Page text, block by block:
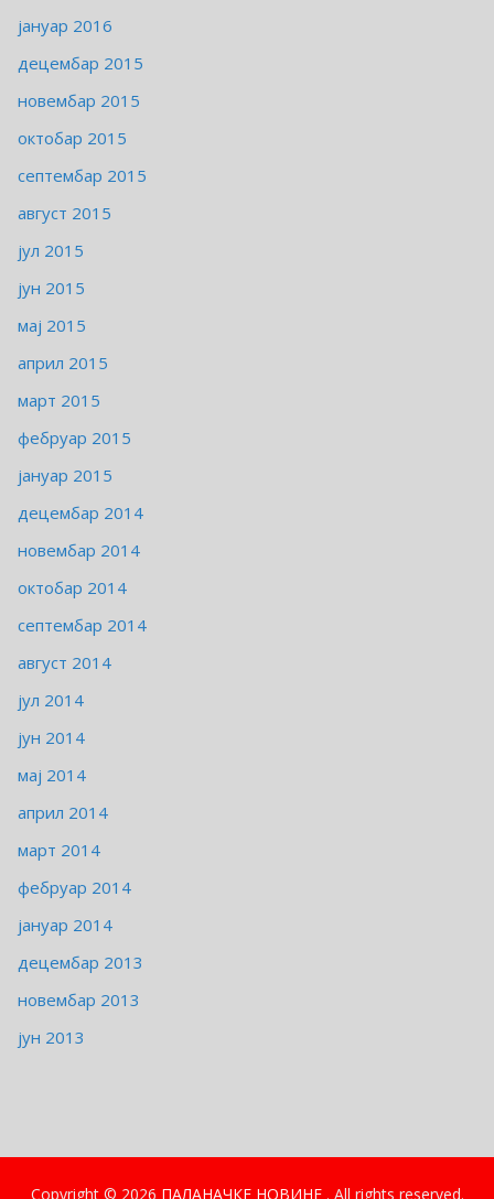
јануар 2016
децембар 2015
новембар 2015
октобар 2015
септембар 2015
август 2015
јул 2015
јун 2015
мај 2015
април 2015
март 2015
фебруар 2015
јануар 2015
децембар 2014
новембар 2014
октобар 2014
септембар 2014
август 2014
јул 2014
јун 2014
мај 2014
април 2014
март 2014
фебруар 2014
јануар 2014
децембар 2013
новембар 2013
јун 2013
Copyright © 2026 ПАЛАНАЧКЕ НОВИНЕ . All rights reserved.